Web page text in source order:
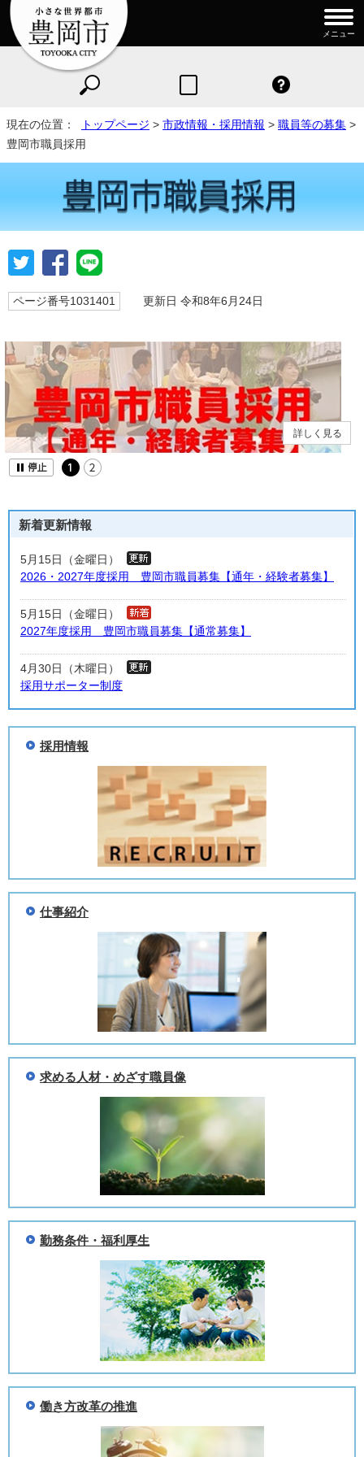
メニュー
現在の位置： トップページ > 市政情報・採用情報 > 職員等の募集 >
豊岡市職員採用
ページ番号1031401 更新日 令和8年6月24日
詳しく見る
新着更新情報
5月15日（金曜日）
2026・2027年度採用 豊岡市職員募集【通年・経験者募集】
5月15日（金曜日）
2027年度採用 豊岡市職員募集【通常募集】
4月30日（木曜日）
採用サポーター制度
採用情報
仕事紹介
求める人材・めざす職員像
勤務条件・福利厚生
働き方改革の推進